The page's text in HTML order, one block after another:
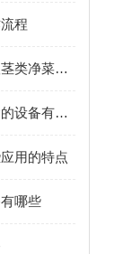
程
叶菜类净菜加工和根茎类净菜加工这个两种模式的区别是什么？
净菜加工设备中包含的设备有哪些
用的特点
哪些